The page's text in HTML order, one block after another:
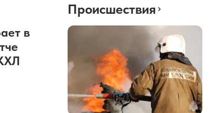
в
Происшествия